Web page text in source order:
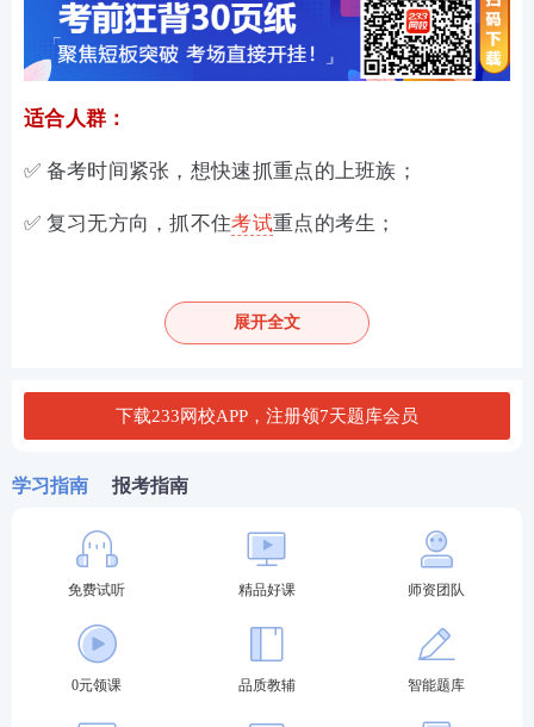
适合人群：
✅ 备考时间紧张，想快速抓重点的上班族；
✅ 复习无方向，抓不住考试重点的考生；
✅ 希望短期提升，突破及格线“临门一脚”的选手。
展开全文
下载233网校APP，注册领7天题库会员
学习指南 报考指南
免费试听 精品好课 师资团队
0元领课 品质教辅 智能题库